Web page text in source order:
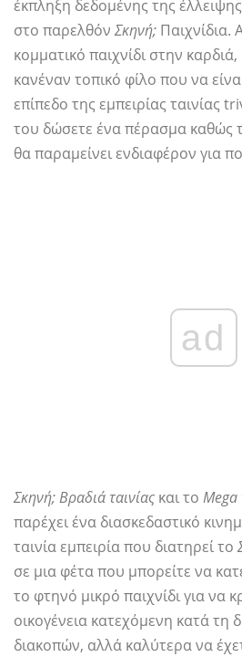
έκπληξη δεδομένης της
στο παρελθόν Σκηνή; Παιχνίδια.
κομματικό παιχνίδι στην
κανέναν τοπικό φίλο που να
επίπεδο της εμπειρίας ταινίας
του δώσετε ένα πέρασμα καθώς
θα παραμείνει ενδιαφέρον για
ad
Σκηνή; Βραδιά ταινίας και το Mega
παρέχει ένα διασκεδαστικό
ταινία εμπειρία που διατηρεί το
σε μια φέτα που μπορείτε να
το φτηνό μικρό παιχνίδι για να
οικογένεια κατεχόμενη κατά τη
διακοπών, αλλά καλύτερα να